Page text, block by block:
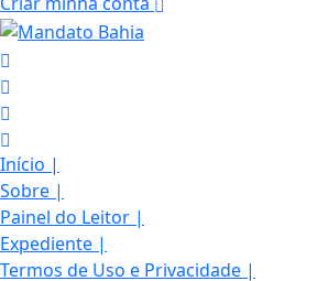
Início |
Sobre |
Painel do Leitor |
Expediente |
Termos de Uso e Privacidade |